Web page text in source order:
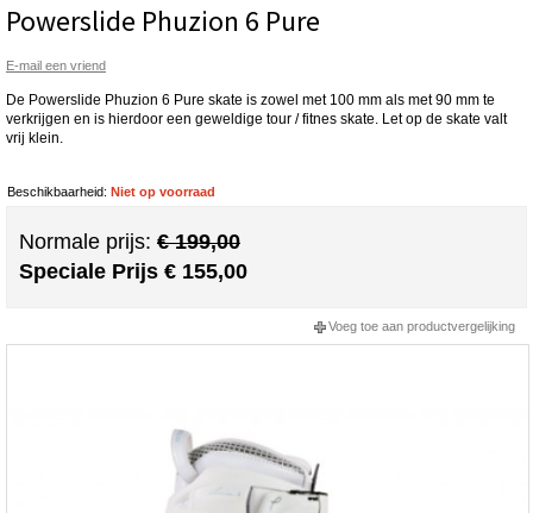
Powerslide Phuzion 6 Pure
E-mail een vriend
De Powerslide Phuzion 6 Pure skate is zowel met 100 mm als met 90 mm te
verkrijgen en is hierdoor een geweldige tour / fitnes skate. Let op de skate valt
vrij klein.
Beschikbaarheid: Niet op voorraad
Normale prijs: € 199,00
Speciale Prijs € 155,00
Voeg toe aan productvergelijking